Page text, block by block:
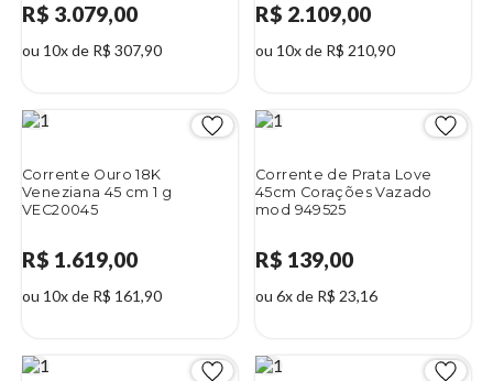
R$ 3.079,00
ou 10x de R$ 307,90
R$ 2.109,00
ou 10x de R$ 210,90
Corrente Ouro 18K
Veneziana 45 cm 1 g
VEC20045
R$ 1.619,00
ou 10x de R$ 161,90
Corrente de Prata Love
45cm Corações Vazado
mod 949525
R$ 139,00
ou 6x de R$ 23,16